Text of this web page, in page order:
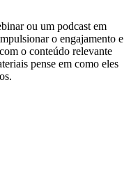
ou um podcast em
o engajamento e
o conteúdo relevante
pense em como eles